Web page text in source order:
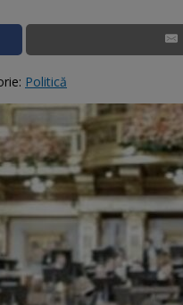
Politică